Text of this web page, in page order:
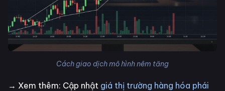
Cách giao dịch mô hình nêm tăng
→ Xem thêm: Cập nhật giá thị trường hàng hóa phái